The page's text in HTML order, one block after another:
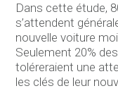
Dans cette étude,
s’attendent
nouvelle voiture
Seulement 20%
toléreraient une
les clés de leur